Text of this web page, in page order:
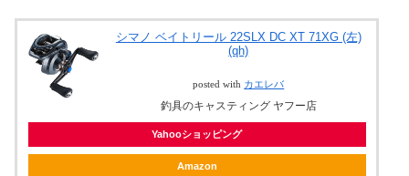
シマノ ベイトリール 22SLX DC XT 71XG (左)
(qh)
posted with カエレバ
釣具のキャスティング ヤフー店
Yahooショッピング
Amazon